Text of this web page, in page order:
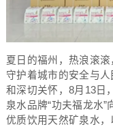
夏日的福州，热浪滚滚
守护着城市的安全与
和深切关怀，8月13日
泉水品牌“功夫福龙水
优质饮用天然矿泉水，